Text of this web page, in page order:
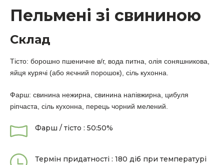
Пельмені зі свининою
Склад
Тісто: борошно пшеничне в/г, вода питна, олія соняшникова,
яйця курячі (або яєчний порошок), сіль кухонна.
Фарш: свинина нежирна, свинина напівжирна, цибуля
ріпчаста, сіль кухонна, перець чорний мелений.
Фарш / тісто : 50:50%
Термін придатності : 180 діб при температурі